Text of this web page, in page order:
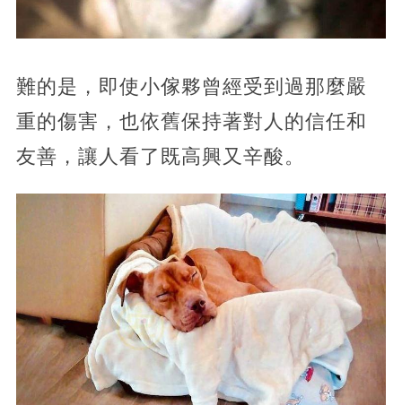
難的是，即使小傢夥曾經受到過那麼嚴
重的傷害，也依舊保持著對人的信任和
友善，讓人看了既高興又辛酸。